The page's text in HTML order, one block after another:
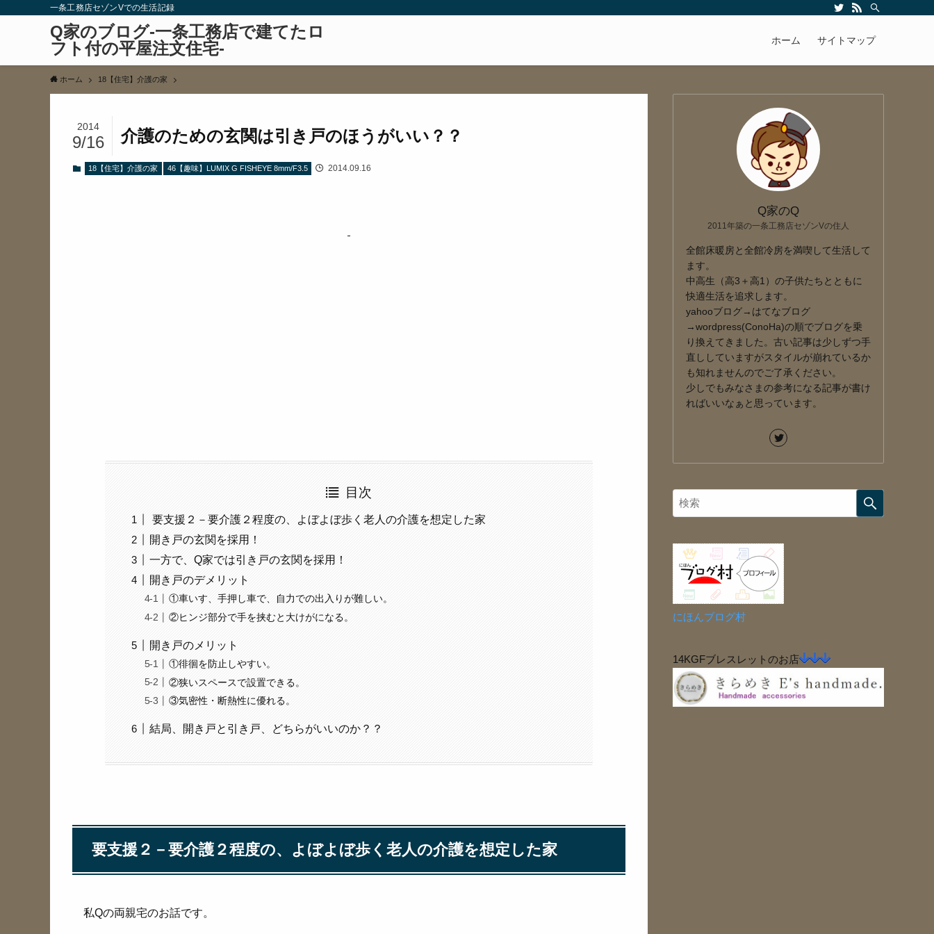
一条工務店セゾンVでの生活記録
Q家のブログ-一条工務店で建てたロ
フト付の平屋注文住宅-
ホーム サイトマップ
ホーム 18【住宅】介護の家
介護のための玄関は引き戸のほうがいい？？
2014
9/16
18【住宅】介護の家 46【趣味】LUMIX G FISHEYE 8mm/F3.5 2014.09.16
目次
要支援２－要介護２程度の、よぼよぼ歩く老人の介護を想定した家
開き戸の玄関を採用！
一方で、Q家では引き戸の玄関を採用！
開き戸のデメリット
①車いす、手押し車で、自力での出入りが難しい。
②ヒンジ部分で手を挟むと大けがになる。
開き戸のメリット
①徘徊を防止しやすい。
②狭いスペースで設置できる。
③気密性・断熱性に優れる。
結局、開き戸と引き戸、どちらがいいのか？？
要支援２－要介護２程度の、よぼよぼ歩く老人の介護を想定した家
私Qの両親宅のお話です。
Q家のQ
2011年築の一条工務店セゾンVの住人
全館床暖房と全館冷房を満喫して生活して
ます。
中高生（高3＋高1）の子供たちとともに
快適生活を追求します。
yahooブログ→はてなブログ
→wordpress(ConoHa)の順でブログを乗
り換えてきました。古い記事は少しずつ手
直ししていますがスタイルが崩れているか
も知れませんのでご了承ください。
少しでもみなさまの参考になる記事が書け
ればいいなぁと思っています。
にほんブログ村
14KGFブレスレットのお店